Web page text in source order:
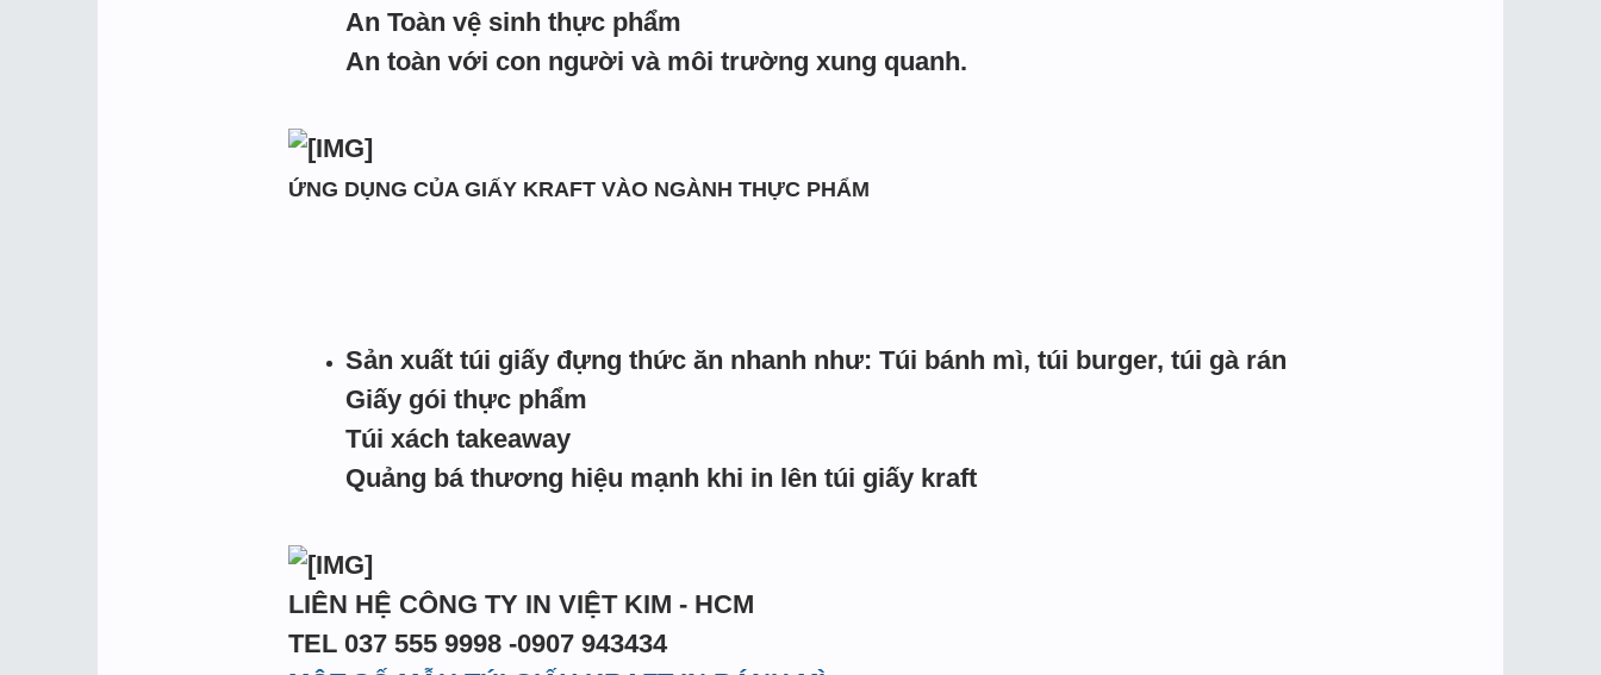
An Toàn vệ sinh thực phẩm
An toàn với con người và môi trường xung quanh.
ỨNG DỤNG CỦA GIẤY KRAFT VÀO NGÀNH THỰC PHẨM
Sản xuất túi giấy đựng thức ăn nhanh như: Túi bánh mì, túi burger, túi gà rán
Giấy gói thực phẩm
Túi xách takeaway
Quảng bá thương hiệu mạnh khi in lên túi giấy kraft
LIÊN HỆ CÔNG TY IN VIỆT KIM - HCM
TEL 037 555 9998 -0907 943434